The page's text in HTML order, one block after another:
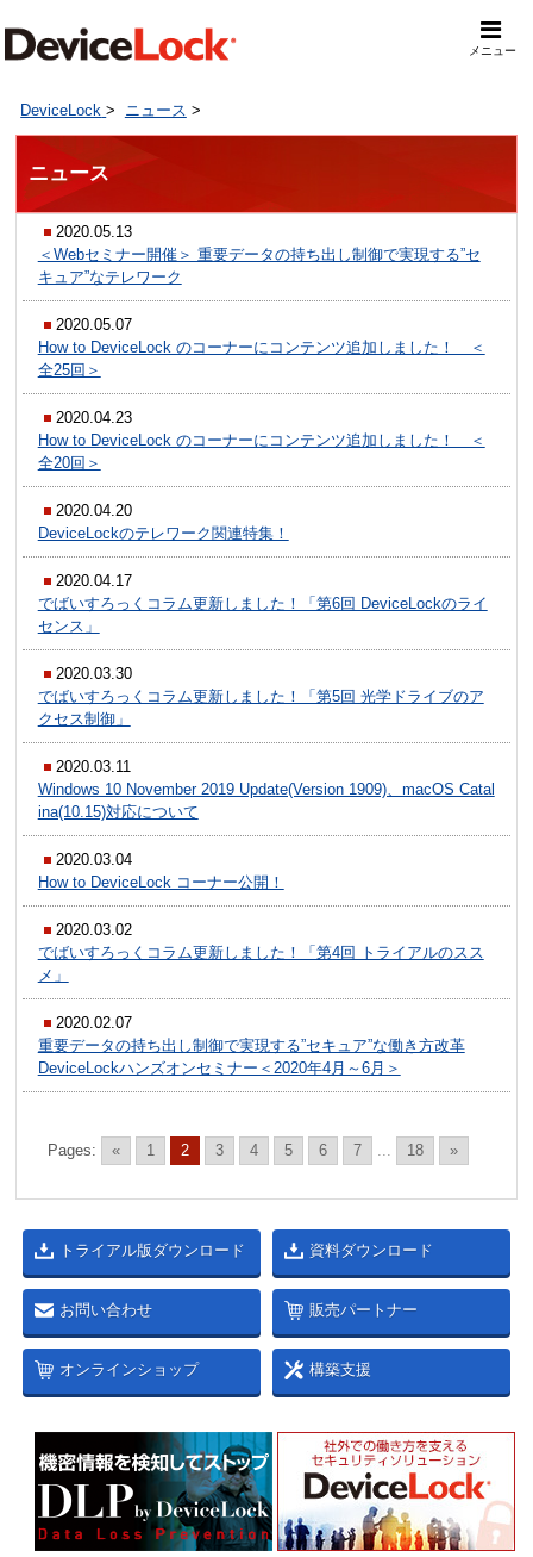
メニュー
DeviceLock > ニュース >
ニュース
2020.05.13
＜Webセミナー開催＞ 重要データの持ち出し制御で実現する”セ
キュア”なテレワーク
2020.05.07
How to DeviceLock のコーナーにコンテンツ追加しました！ ＜
全25回＞
2020.04.23
How to DeviceLock のコーナーにコンテンツ追加しました！ ＜
全20回＞
2020.04.20
DeviceLockのテレワーク関連特集！
2020.04.17
でばいすろっくコラム更新しました！「第6回 DeviceLockのライ
センス」
2020.03.30
でばいすろっくコラム更新しました！「第5回 光学ドライブのア
クセス制御」
2020.03.11
Windows 10 November 2019 Update(Version 1909)、macOS Catal
ina(10.15)対応について
2020.03.04
How to DeviceLock コーナー公開！
2020.03.02
でばいすろっくコラム更新しました！「第4回 トライアルのスス
メ」
2020.02.07
重要データの持ち出し制御で実現する”セキュア”な働き方改革
DeviceLockハンズオンセミナー＜2020年4月～6月＞
Pages: « 1 2 3 4 5 6 7 ... 18 »
トライアル版ダウンロード 資料ダウンロード
お問い合わせ 販売パートナー
オンラインショップ 構築支援